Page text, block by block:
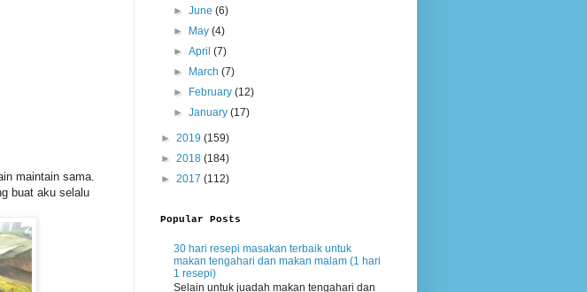
maintain sama.
buat aku selalu
►June(6)
►
May(4)
►April(7)
►
March(7)
►
February(12)
►January(17)
► 2019 (159)
► 2018 (184)
► 2017 (112)
Popular Posts
30 hari resepi masakan terbaik untuk
makan tengahari dan makan malam (1 hari
1 resepi)
Selain untuk juadah makan tengahari dan